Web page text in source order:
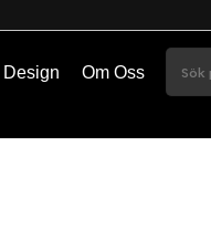
Om Oss